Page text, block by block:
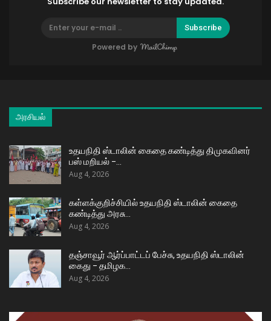
Subscribe
Powered by
அரசியல்
உதயநிதி ஸ்டாலின் கைதை கண்டித்து திமுகவினர்
பஸ் மறியல் –…
Aug 4, 2026
கள்ளக்குறிச்சியில் உதயநிதி ஸ்டாலின் கைதை
கண்டித்து அரசு…
Aug 4, 2026
தஞ்சாவூர் ஆர்ப்பாட்டப் பேச்சு, உதயநிதி ஸ்டாலின்
கைது – தமிழக…
Aug 4, 2026